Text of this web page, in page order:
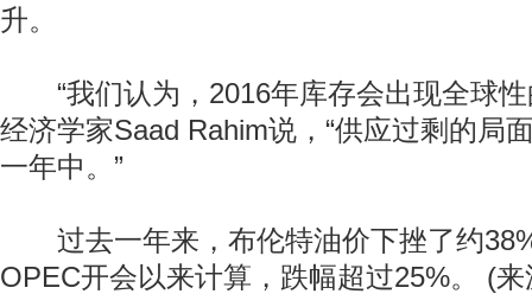
升。
“我们认为，2016年库存会出现全球性
经济学家Saad Rahim说，“供应过剩的局
一年中。”
过去一年来，布伦特油价下挫了约
OPEC开会以来计算，跌幅超过25%。 (